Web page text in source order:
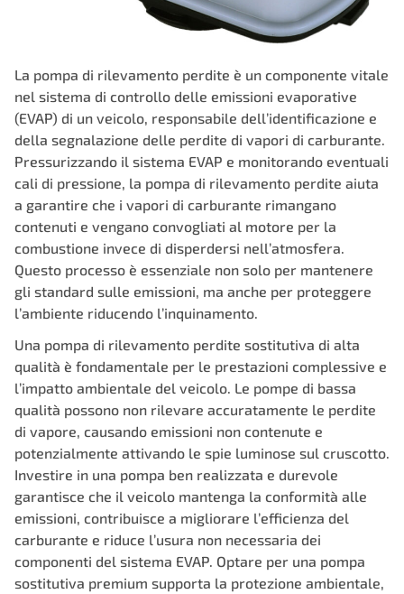
La pompa di rilevamento perdite è un componente vitale
nel sistema di controllo delle emissioni evaporative
(EVAP) di un veicolo, responsabile dell’identificazione e
della segnalazione delle perdite di vapori di carburante.
Pressurizzando il sistema EVAP e monitorando eventuali
cali di pressione, la pompa di rilevamento perdite aiuta
a garantire che i vapori di carburante rimangano
contenuti e vengano convogliati al motore per la
combustione invece di disperdersi nell’atmosfera.
Questo processo è essenziale non solo per mantenere
gli standard sulle emissioni, ma anche per proteggere
l’ambiente riducendo l’inquinamento.
Una pompa di rilevamento perdite sostitutiva di alta
qualità è fondamentale per le prestazioni complessive e
l’impatto ambientale del veicolo. Le pompe di bassa
qualità possono non rilevare accuratamente le perdite
di vapore, causando emissioni non contenute e
potenzialmente attivando le spie luminose sul cruscotto.
Investire in una pompa ben realizzata e durevole
garantisce che il veicolo mantenga la conformità alle
emissioni, contribuisce a migliorare l’efficienza del
carburante e riduce l’usura non necessaria dei
componenti del sistema EVAP. Optare per una pompa
sostitutiva premium supporta la protezione ambientale,